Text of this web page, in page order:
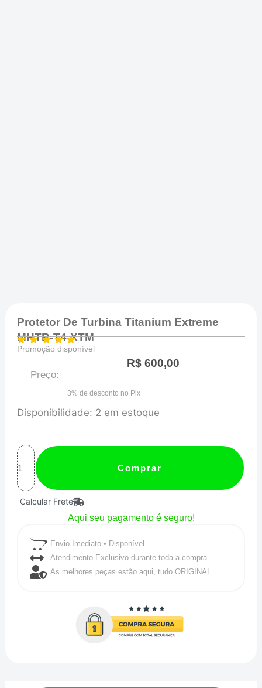
Protetor De Turbina Titanium Extreme
MHTB-T4-XTM
Promoção disponível
Preço:
R$600,00
3% de desconto no Pix
Disponibilidade: 2 em estoque
Protetor
Turbina
Titanium
Extreme
MHTB-
XTM
quantidade
Comprar
Calcular Frete
Aqui seu pagamento é seguro!
Envio Imediato • Disponível
Atendimento Exclusivo durante toda a compra.
As melhores peças estão aqui, tudo ORIGINAL